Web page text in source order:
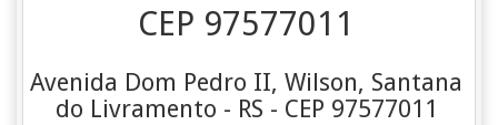
CEP 97577011
Avenida Dom Pedro II, Wilson, Santana
do Livramento - RS - CEP 97577011